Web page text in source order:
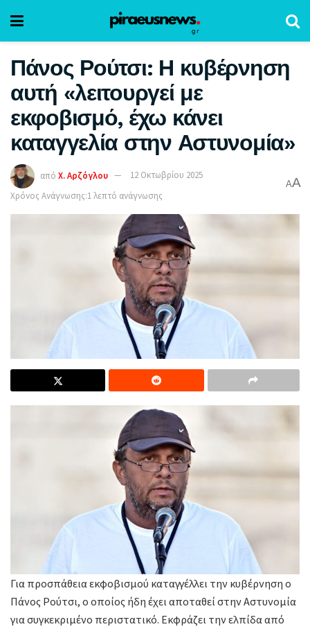
Πάνος Ρούτσι: Η κυβέρνηση
αυτή «λειτουργεί με
εκφοβισμό, έχω κάνει
καταγγελία στην Αστυνομία»
από Χ. Αρζόγλου
12 Οκτωβρίου 2025
Χρόνος Ανάγνωσης:1 λεπτό ανάγνωσης
AA
Για προσπάθεια εκφοβισμού καταγγέλλει την κυβέρνηση ο
Πάνος Ρούτσι, ο οποίος ήδη έχει αποταθεί στην Αστυνομία
για συγκεκριμένο περιστατικό. Εκφράζει την ελπίδα από